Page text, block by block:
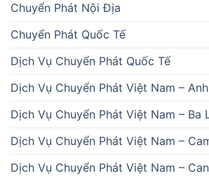
Chuyển Phát Nội Địa
Chuyển Phát Quốc Tế
Dịch Vụ Chuyển Phát Quốc Tế
Dịch Vụ Chuyển Phát Việt Nam –
Dịch Vụ Chuyển Phát Việt Nam – Ba
Dịch Vụ Chuyển Phát Việt Nam –
Dịch Vụ Chuyển Phát Việt Nam –